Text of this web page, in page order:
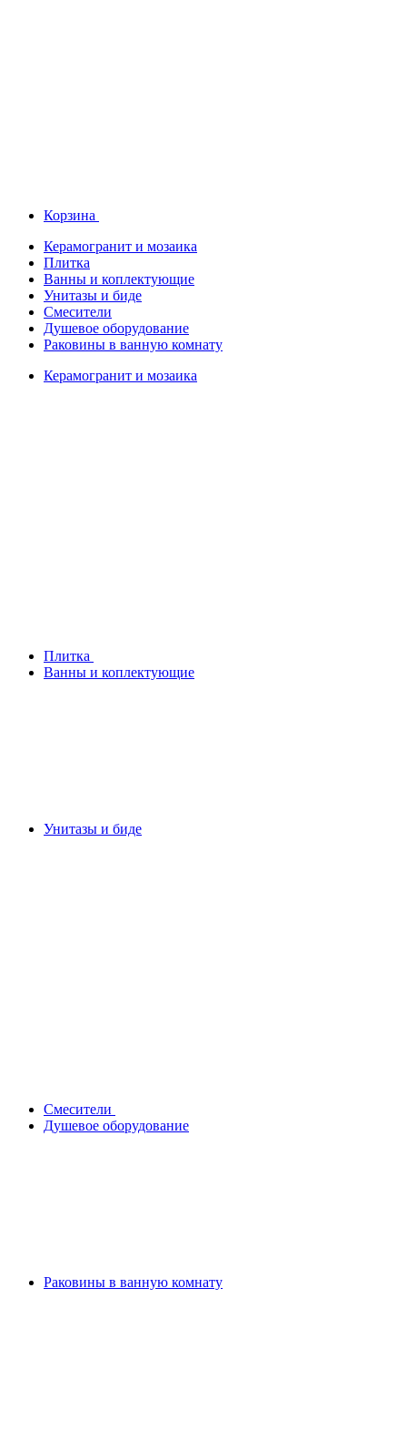
Корзина
Керамогранит и мозаика
Плитка
Ванны и коплектующие
Унитазы и биде
Смесители
Душевое оборудование
Раковины в ванную комнату
Керамогранит и мозаика
Плитка
Ванны и коплектующие
Унитазы и биде
Смесители
Душевое оборудование
Раковины в ванную комнату